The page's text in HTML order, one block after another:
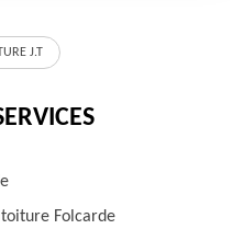
J.T
Folcarde